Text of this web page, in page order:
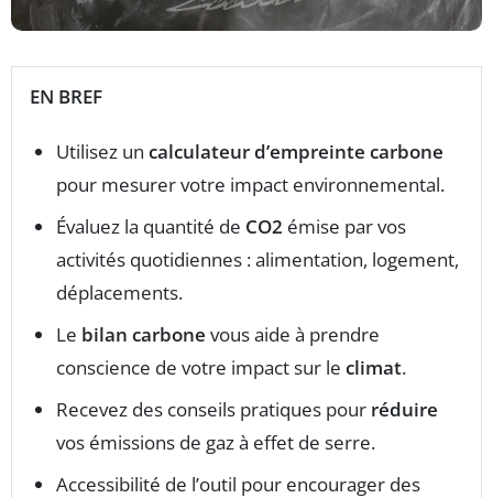
EN BREF
Utilisez un calculateur d’empreinte carbone
pour mesurer votre impact environnemental.
Évaluez la quantité de CO2 émise par vos
activités quotidiennes : alimentation, logement,
déplacements.
Le bilan carbone vous aide à prendre
conscience de votre impact sur le climat.
Recevez des conseils pratiques pour réduire
vos émissions de gaz à effet de serre.
Accessibilité de l’outil pour encourager des